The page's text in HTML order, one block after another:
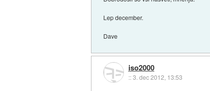
Lep december.
Dave
iso2000
::3. dec 2012, 13:53